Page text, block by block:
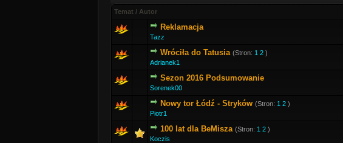
Temat / Autor
Reklamacja
Tazz
Wróciła do Tatusia (Stron: 1 2 )
Adrianek1
Sezon 2016 Podsumowanie
Sorenek00
Nowy tor Łódź - Stryków (Stron: 1 2 )
Piotr1
100 lat dla BeMisza (Stron: 1 2 )
Koczis